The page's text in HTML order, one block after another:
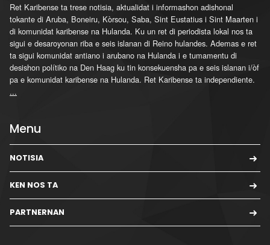
Ret Karibense ta trese notisia, aktualidat i informashon adishonal
tokante di Aruba, Boneiru, Kòrsou, Saba, Sint Eustatius i Sint Maarten i
di komunidat karibense na Hulanda. Ku un ret di periodista lokal nos ta
sigui e desaroyonan riba e seis islanan di Reino hulandes. Ademas e ret
ta sigui komunidat antiano i arubano na Hulanda i e tumamentu di
desishon polítiko na Den Haag ku tin konsekuensha pa e seis islanan i/òf
pa e komunidat karibense na Hulanda. Ret Karibense ta independiente.
...
Menu
NOTISIA
KEN NOS TA
PARTNERNAN